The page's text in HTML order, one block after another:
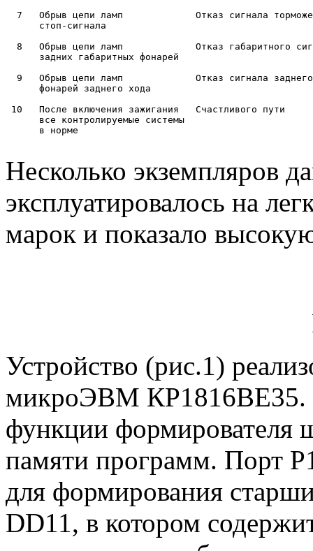
7   Обрыв цепи ламп             Отказ сигнала
      стоп-сигнала
8   Обрыв цепи ламп             Отказ габаритного
      задних габаритных фонарей
9   Обрыв цепи ламп             Отказ сигнала
      фонарей заднего хода
10   После включения зажигания   Счастливого
      все контролируемые системы
      в норме
Несколько экземпляров
эксплуатировалось на
марок и показало
Устройство (рис.1)
микроЭВМ КР1816ВЕ35.
функции формирователя
памяти программ. Порт
для формирования
DD11, в котором